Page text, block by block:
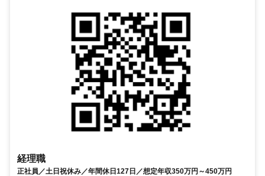
経理職
正社員／土日祝休み／年間休日127日／想定年収350万円～450万円